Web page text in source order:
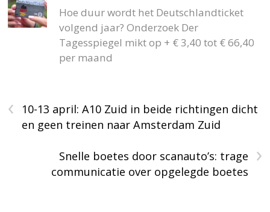
Hoe duur wordt het Deutschlandticket
volgend jaar? Onderzoek Der
Tagesspiegel mikt op + € 3,40 tot € 66,40
per maand
‹
10-13 april: A10 Zuid in beide richtingen dicht
en geen treinen naar Amsterdam Zuid
›
Snelle boetes door scanauto’s: trage
communicatie over opgelegde boetes